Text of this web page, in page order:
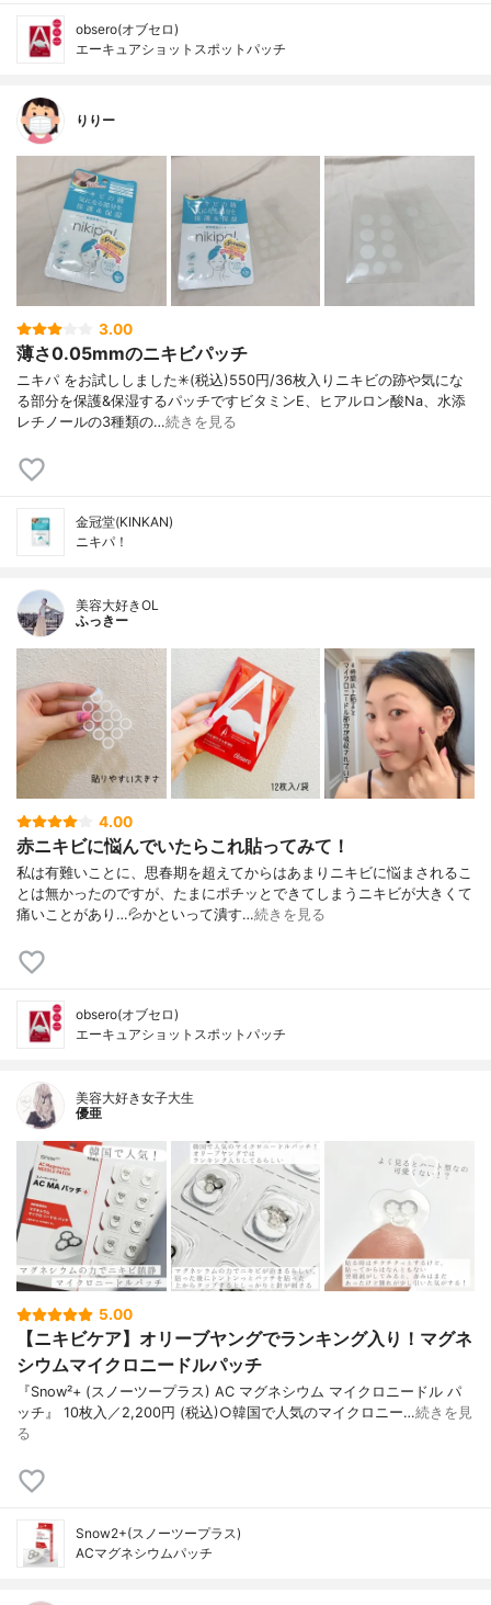
obsero(オブセロ)
エーキュアショットスポットパッチ
りりー
3.00
薄さ0.05mmのニキビパッチ
ニキパ をお試ししました✳︎(税込)550円/36枚入りニキビの跡や気にな
る部分を保護&保湿するパッチですビタミンE、ヒアルロン酸Na、水添
レチノールの3種類の…続きを見る
金冠堂(KINKAN)
ニキパ！
美容大好きOL
ふっきー
4.00
赤ニキビに悩んでいたらこれ貼ってみて！
私は有難いことに、思春期を超えてからはあまりニキビに悩まされるこ
とは無かったのですが、たまにポチッとできてしまうニキビが大きくて
痛いことがあり…💦かといって潰す…続きを見る
obsero(オブセロ)
エーキュアショットスポットパッチ
美容大好き女子大生
優亜
5.00
【ニキビケア】オリーブヤングでランキング入り！マグネ
シウムマイクロニードルパッチ
『Snow²+ (スノーツープラス) AC マグネシウム マイクロニードル パ
ッチ』 10枚入／2,200円 (税込)○韓国で人気のマイクロニー…続きを見
る
Snow2+(スノーツープラス)
ACマグネシウムパッチ